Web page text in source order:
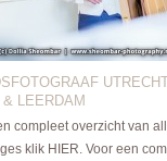
LEERDAM
compleet overzicht van
klik HIER. Voor een